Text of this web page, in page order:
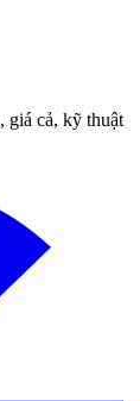
giá cả, kỹ thuật